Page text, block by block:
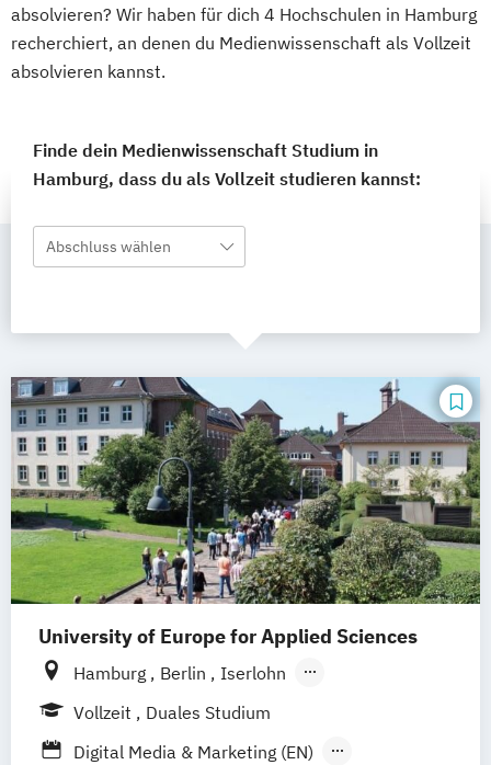
absolvieren? Wir haben für dich 4 Hochschulen in Hamburg
recherchiert, an denen du Medienwissenschaft als Vollzeit
absolvieren kannst.
Finde dein Medienwissenschaft Studium in
Hamburg, dass du als Vollzeit studieren kannst:
Abschluss wählen
University of Europe for Applied Sciences
Hamburg Berlin
Iserlohn
UE Innovation Hub
Vollzeit
Duales Studium
Digital Media & Marketing (EN)